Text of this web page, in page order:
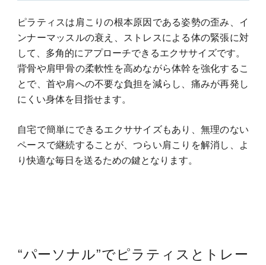
ピラティスは肩こりの根本原因である姿勢の歪み、イ
ンナーマッスルの衰え、ストレスによる体の緊張に対
して、多角的にアプローチできるエクササイズです。
背骨や肩甲骨の柔軟性を高めながら体幹を強化するこ
とで、首や肩への不要な負担を減らし、痛みが再発し
にくい身体を目指せます。
自宅で簡単にできるエクササイズもあり、無理のない
ペースで継続することが、つらい肩こりを解消し、よ
り快適な毎日を送るための鍵となります。
“パーソナル”でピラティスとトレー